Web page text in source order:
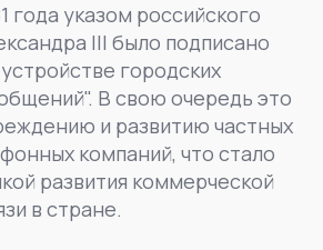
года указом российского
III было подписано
городских
В свою очередь это
и развитию частных
компаний, что стало
развития коммерческой
в стране.